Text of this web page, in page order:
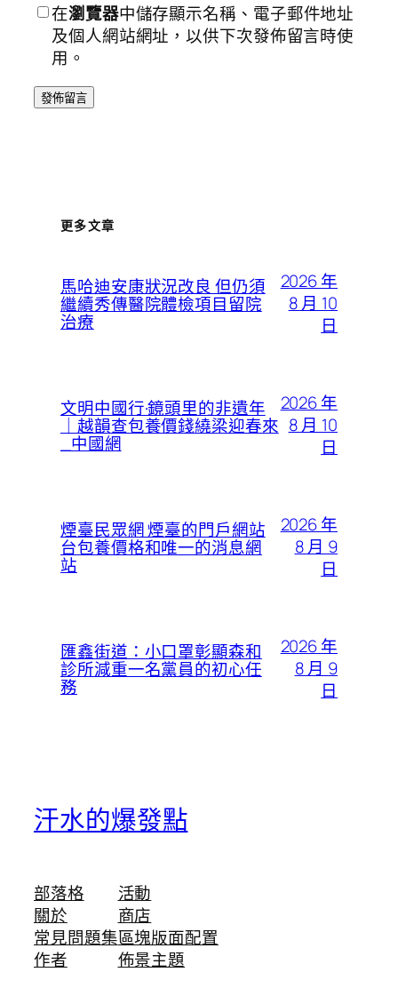
在瀏覽器中儲存顯示名稱、電子郵件地址
及個人網站網址，以供下次發佈留言時使
用。
更多文章
馬哈迪安康狀況改良 但仍須
繼續秀傳醫院體檢項目留院
治療
2026 年
8 月 10
日
文明中國行·鏡頭里的非遺年
｜越韻查包養價錢繞梁迎春來
_中國網
2026 年
8 月 10
日
煙臺民眾網 煙臺的門戶網站
台包養價格和唯一的消息網
站
2026 年
8 月 9
日
匯鑫街道：小口罩彰顯森和
診所減重一名黨員的初心任
務
2026 年
8 月 9
日
汗水的爆發點
部落格
關於
常見問題集
作者
活動
商店
區塊版面配置
佈景主題